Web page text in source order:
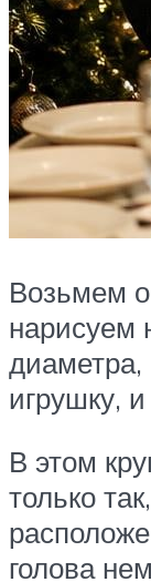
Возьмем
нарисуем
диаметра,
игрушку,
В этом
только
голова